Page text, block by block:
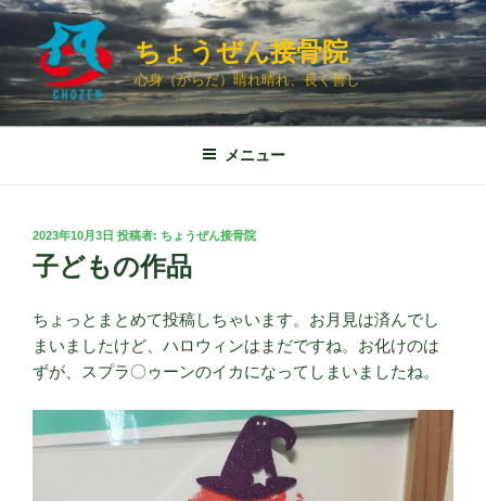
コ
ン
ツ
ちょうぜん接骨院
心身（からだ）晴れ晴れ、長く善し
メニュー
投
稿
日:
2023年10月3日 投稿者: ちょうぜん接骨院
子どもの作品
ちょっとまとめて投稿しちゃいます。お月見は済んでし
まいましたけど、ハロウィンはまだですね。お化けのは
ずが、スプラ〇ゥーンのイカになってしまいましたね。